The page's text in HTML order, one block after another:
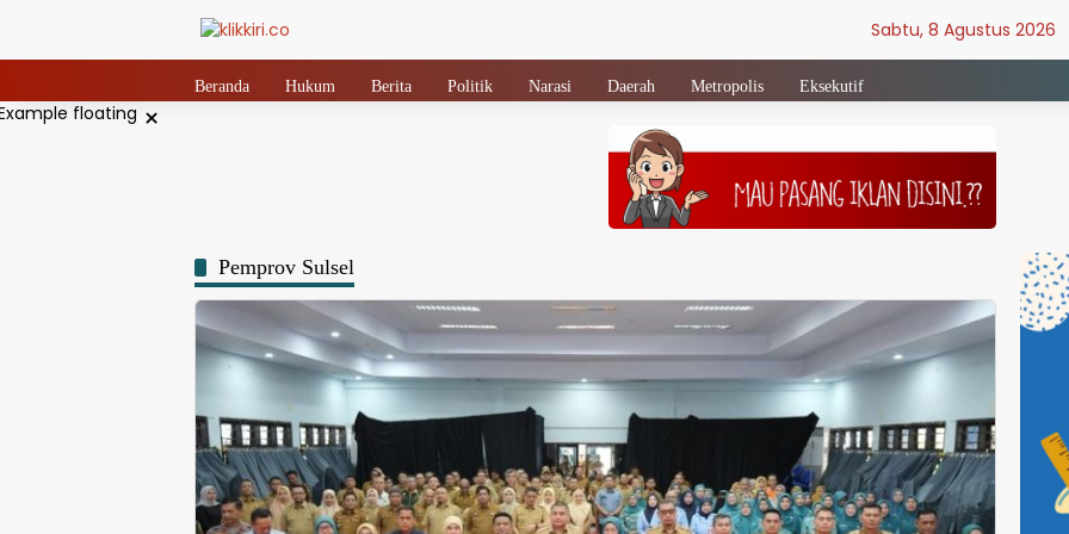
konten
Sabtu, 8 Agustus 2026
Beranda Hukum Berita Politik Narasi Daerah Metropolis Eksekutif
×
Pemprov Sulsel